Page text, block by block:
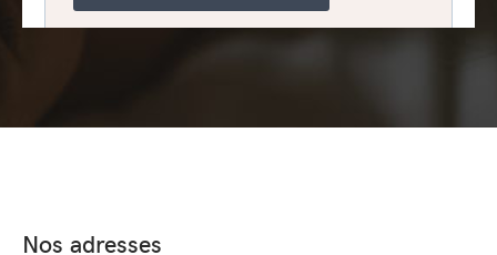
Nos adresses